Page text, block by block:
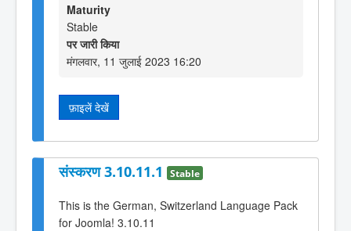
Maturity
Stable
पर जारी किया
मंगलवार, 11 जुलाई 2023 16:20
फ़ाइलें देखें
संस्करण 3.10.11.1 Stable
This is the German, Switzerland Language Pack
for Joomla! 3.10.11